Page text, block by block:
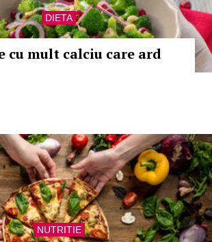
DIETA
cu mult calciu care ard
NUTRITIE